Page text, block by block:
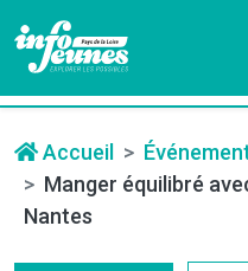
Accueil
Manger équilibré
Nantes